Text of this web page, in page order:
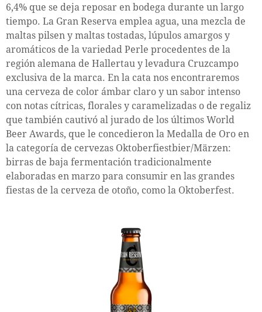
6,4% que se deja reposar en bodega durante un largo
tiempo. La Gran Reserva emplea agua, una mezcla de
maltas pilsen y maltas tostadas, lúpulos amargos y
aromáticos de la variedad Perle procedentes de la
región alemana de Hallertau y levadura Cruzcampo
exclusiva de la marca. En la cata nos encontraremos
una cerveza de color ámbar claro y un sabor intenso
con notas cítricas, florales y caramelizadas o de regaliz
que también cautivó al jurado de los últimos World
Beer Awards, que le concedieron la Medalla de Oro en
la categoría de cervezas Oktoberfiestbier/Märzen:
birras de baja fermentación tradicionalmente
elaboradas en marzo para consumir en las grandes
fiestas de la cerveza de otoño, como la Oktoberfest.